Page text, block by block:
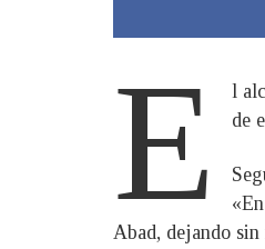
E
l
de
Abad, dejando sin